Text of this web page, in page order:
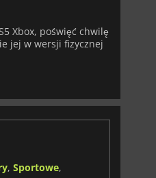
Xbox, poświęć chwilę
jej w wersji fizycznej
, Sportowe,